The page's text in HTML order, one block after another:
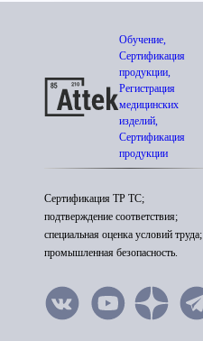
Обучение,
Сертификация
продукции,
Регистрация
медицинских
изделий,
Сертификация
продукции
Сертификация ТР ТС;
подтверждение соответствия;
специальная оценка условий труда;
промышленная безопасность.